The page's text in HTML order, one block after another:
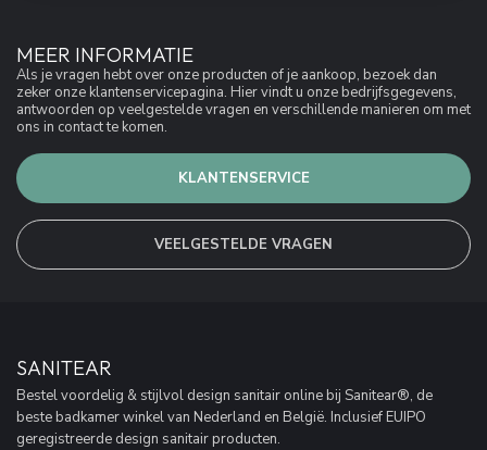
MEER INFORMATIE
Als je vragen hebt over onze producten of je aankoop, bezoek dan
zeker onze klantenservicepagina. Hier vindt u onze bedrijfsgegevens,
antwoorden op veelgestelde vragen en verschillende manieren om met
ons in contact te komen.
KLANTENSERVICE
VEELGESTELDE VRAGEN
SANITEAR
Bestel voordelig & stijlvol design sanitair online bij Sanitear®, de
beste badkamer winkel van Nederland en België. Inclusief EUIPO
geregistreerde design sanitair producten.